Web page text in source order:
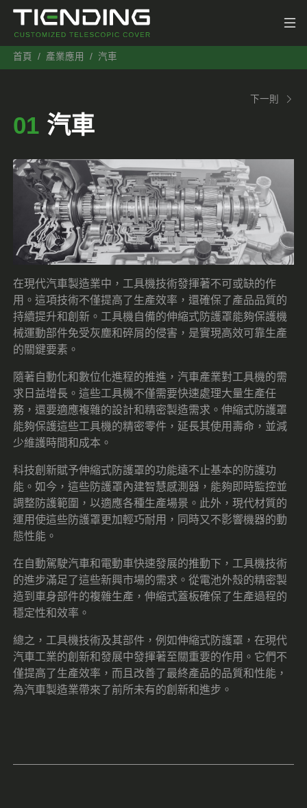
首頁 產業應用 汽車
下一則
01 汽車
在現代汽車製造業中，工具機技術發揮著不可或缺的作
用。這項技術不僅提高了生產效率，還確保了產品品質的
持續提升和創新。工具機自備的伸縮式防護罩能夠保護機
械運動部件免受灰塵和碎屑的侵害，是實現高效可靠生產
的關鍵要素。
隨著自動化和數位化進程的推進，汽車產業對工具機的需
求日益增長。這些工具機不僅需要快速處理大量生產任
務，還要適應複雜的設計和精密製造需求。伸縮式防護罩
能夠保護這些工具機的精密零件，延長其使用壽命，並減
少維護時間和成本。
科技創新賦予伸縮式防護罩的功能遠不止基本的防護功
能。如今，這些防護罩內建智慧感測器，能夠即時監控並
調整防護範圍，以適應各種生產場景。此外，現代材質的
運用使這些防護罩更加輕巧耐用，同時又不影響機器的動
態性能。
在自動駕駛汽車和電動車快速發展的推動下，工具機技術
的進步滿足了這些新興市場的需求。從電池外殼的精密製
造到車身部件的複雜生產，伸縮式蓋板確保了生產過程的
穩定性和效率。
總之，工具機技術及其部件，例如伸縮式防護罩，在現代
汽車工業的創新和發展中發揮著至關重要的作用。它們不
僅提高了生產效率，而且改善了最終產品的品質和性能，
為汽車製造業帶來了前所未有的創新和進步。